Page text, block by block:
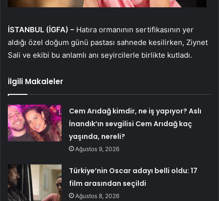
İSTANBUL (İGFA) – Hatıra ormanının sertifikasının yer
aldığı özel doğum günü pastası sahnede kesilirken, Ziynet
Sali ve ekibi bu anlamlı anı seyircilerle birlikte kutladı.
İlgili Makaleler
Cem Arıdağ kimdir, ne iş yapıyor? Aslı
İnandık’ın sevgilisi Cem Arıdağ kaç
yaşında, nereli?
Ağustos 9, 2026
Türkiye’nin Oscar adayı belli oldu: 17
film arasından seçildi
Ağustos 8, 2026